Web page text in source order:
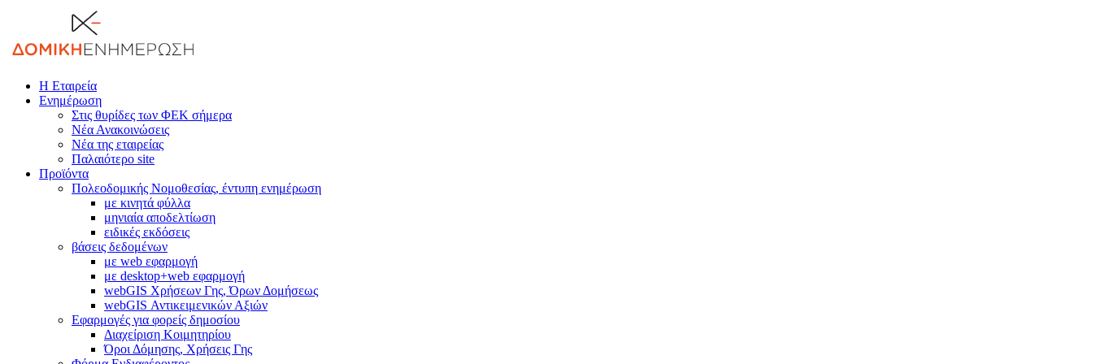
Η Εταιρεία
Ενημέρωση
Στις θυρίδες των ΦΕΚ σήμερα
Νέα Ανακοινώσεις
Νέα της εταιρείας
Παλαιότερο site
Προϊόντα
Πολεοδομικής Νομοθεσίας, έντυπη ενημέρωση
με κινητά φύλλα
μηνιαία αποδελτίωση
ειδικές εκδόσεις
βάσεις δεδομένων
με web εφαρμογή
με desktop+web εφαρμογή
webGIS Χρήσεων Γης, Όρων Δομήσεως
webGIS Αντικειμενικών Αξιών
Εφαρμογές για φορείς δημοσίου
Διαχείριση Κοιμητηρίου
Όροι Δόμησης, Χρήσεις Γης